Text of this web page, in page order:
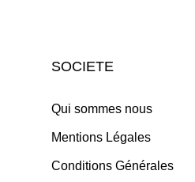
SOCIETE
Qui sommes nous
Mentions Légales
Conditions Générales